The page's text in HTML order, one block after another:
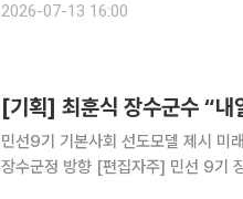
모두의 AI 서비스를 본격 출시를 목표
2026-07-13 16:00
[기획] 최훈식 장수군수 “내
민선9기 기본사회 선도모델 제시 미
장수군정 방향 [편집자주] 민선 9기 장수군정이 ‘모두가 누리는 행복, 내일이 더 기대되는 장수’를